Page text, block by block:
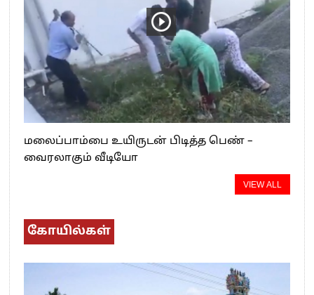
மலைப்பாம்பை உயிருடன் பிடித்த பெண் –
வைரலாகும் வீடியோ
VIEW ALL
கோயில்கள்